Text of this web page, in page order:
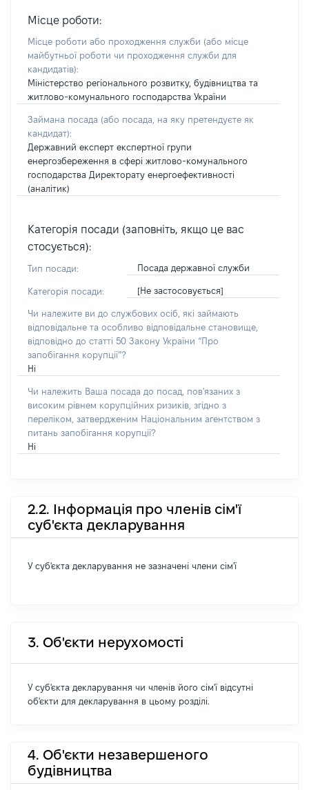
Місце роботи:
Місце роботи або проходження служби (або місце
майбутньої роботи чи проходження служби для
кандидатів):
Міністерство регіонального розвитку, будівництва та
житлово-комунального господарства України
Займана посада (або посада, на яку претендуєте як
кандидат):
Державний експерт експертної групи
енергозбереження в сфері житлово-комунального
господарства Директорату енергоефективності
(аналітик)
Категорія посади (заповніть, якщо це вас
стосується):
Тип посади: Посада державної служби
Категорія посади: [Не застосовується]
Чи належите ви до службових осіб, які займають
відповідальне та особливо відповідальне становище,
відповідно до статті 50 Закону України “Про
запобігання корупції”?
Ні
Чи належить Ваша посада до посад, пов'язаних з
високим рівнем корупційних ризиків, згідно з
переліком, затвердженим Національним агентством з
питань запобігання корупції?
Ні
2.2. Інформація про членів сім'ї
суб'єкта декларування
У суб'єкта декларування не зазначені члени сім'ї
3. Об'єкти нерухомості
У суб'єкта декларування чи членів його сім'ї відсутні
об'єкти для декларування в цьому розділі.
4. Об'єкти незавершеного
будівництва